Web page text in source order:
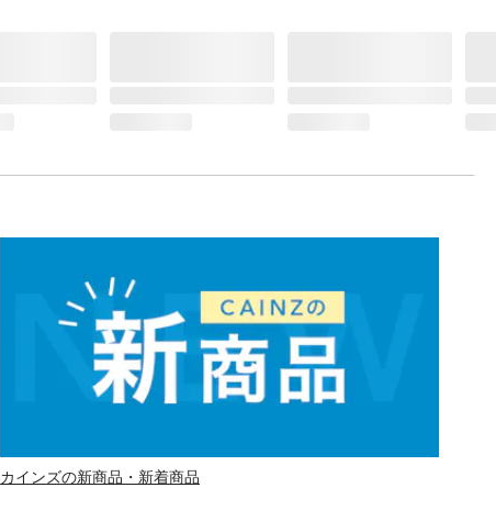
カインズの新商品・新着商品